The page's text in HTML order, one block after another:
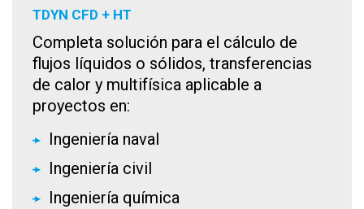
TDYN CFD + HT
Completa solución para el cálculo de
flujos líquidos o sólidos, transferencias
de calor y multifísica aplicable a
proyectos en:
Ingeniería naval
Ingeniería civil
Ingeniería química